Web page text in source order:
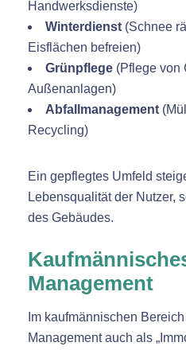
Handwerksdienste)
Winterdienst (Schnee
Eisflächen befreien)
Grünpflege (Pflege von
Außenanlagen)
Abfallmanagement
Recycling)
Ein gepflegtes Umfeld
Lebensqualität der Nutzer,
des Gebäudes.
Management
Im kaufmännischen
Management auch als